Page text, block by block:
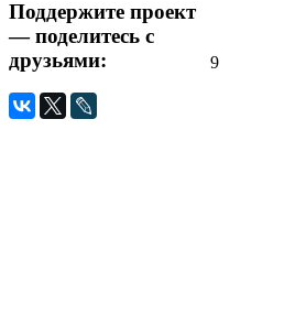
Поддержите проект
— поделитесь с
друзьями:
9